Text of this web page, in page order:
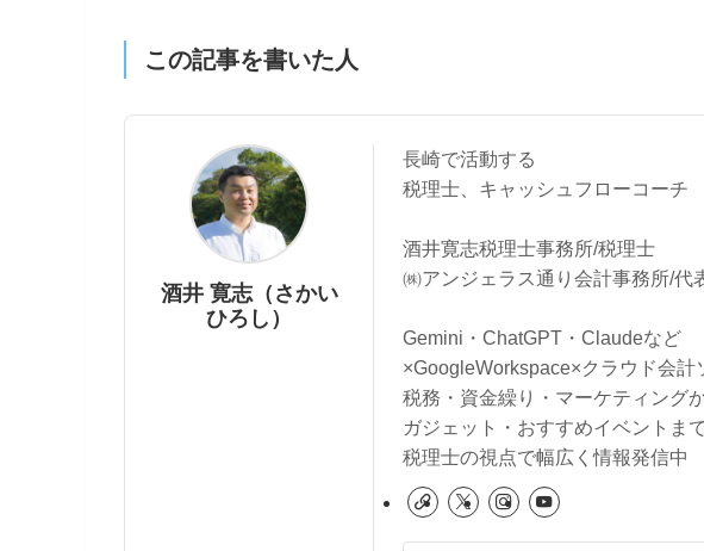
この記事を書いた人
酒井 寛志（さかい
ひろし）
長崎で活動する
税理士、キャッシュフローコーチ
酒井寛志税理士事務所/税理士
㈱アンジェラス通り会計事務所/代
Gemini・ChatGPT・Claudeなど
×GoogleWorkspace×クラウド会計
税務・資金繰り・マーケティング
ガジェット・おすすめイベントまで
税理士の視点で幅広く情報発信中